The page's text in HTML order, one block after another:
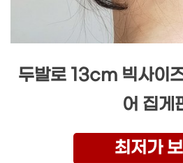
두발로 13cm 빅사이
어 집게
최저가 보